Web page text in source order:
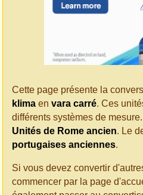
Cette page présente la
klima en vara carré. Ces
différents systèmes de
Unités de Rome ancien. Le
portugaises anciennes.
Si vous devez convertir
commencer par la page